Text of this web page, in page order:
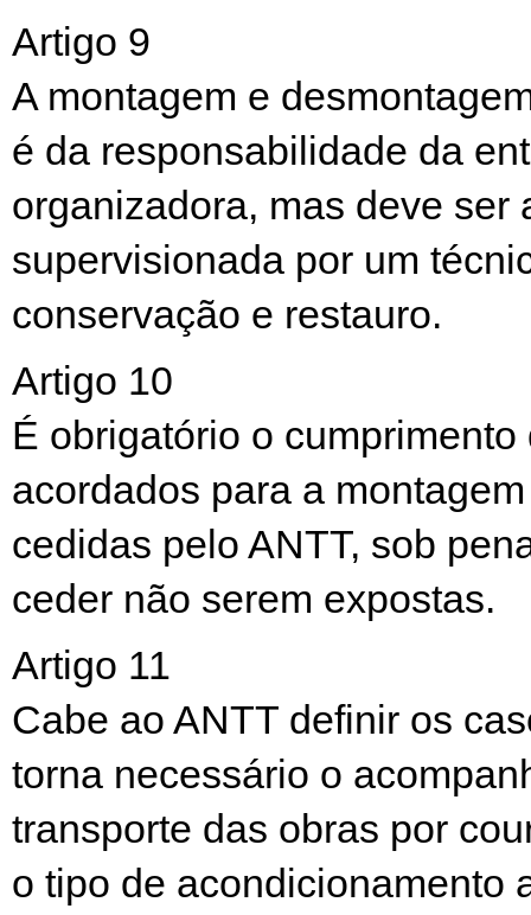
Artigo 9
A montagem e
é da responsabilidade da
organizadora, mas deve ser
supervisionada por um
conservação e restauro.
Artigo 10
É obrigatório o cumprimento
acordados para a
cedidas pelo ANTT, sob
ceder não serem expostas.
Artigo 11
Cabe ao ANTT definir os
torna necessário o
transporte das obras por
o tipo de acondicionamento